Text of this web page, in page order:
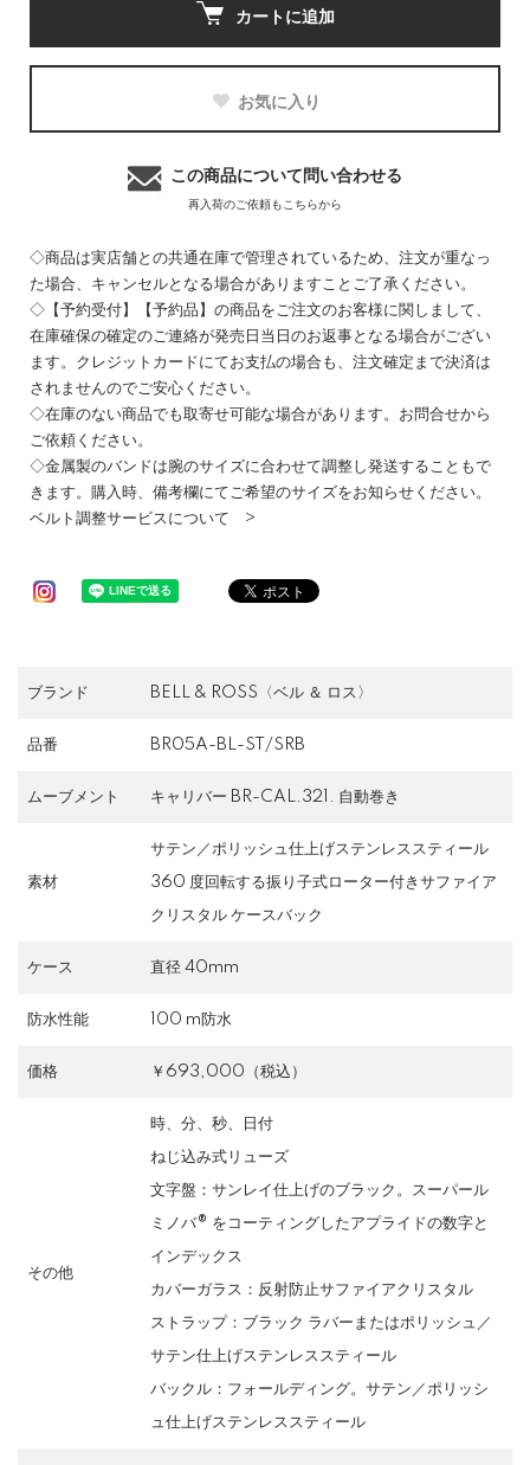
カートに追加
お気に入り
この商品について問い合わせる
再入荷のご依頼もこちらから
◇商品は実店舗との共通在庫で管理されているため、注文が重なっ
た場合、キャンセルとなる場合がありますことご了承ください。
◇【予約受付】【予約品】の商品をご注文のお客様に関しまして、
在庫確保の確定のご連絡が発売日当日のお返事となる場合がござい
ます。クレジットカードにてお支払の場合も、注文確定まで決済は
されませんのでご安心ください。
◇在庫のない商品でも取寄せ可能な場合があります。お問合せから
ご依頼ください。
◇金属製のバンドは腕のサイズに合わせて調整し発送することもで
きます。購入時、備考欄にてご希望のサイズをお知らせください。
ベルト調整サービスについて >
ブランド BELL & ROSS〈ベル ＆ ロス〉
品番 BR05A-BL-ST/SRB
ムーブメント キャリバー BR-CAL.321. 自動巻き
素材
サテン／ポリッシュ仕上げステンレススティール
360 度回転する振り子式ローター付きサファイア
クリスタル ケースバック
ケース 直径 40mm
防水性能 100 m防水
価格 ￥693,000（税込）
その他
時、分、秒、日付
ねじ込み式リューズ
文字盤：サンレイ仕上げのブラック。スーパール
ミノバ® をコーティングしたアプライドの数字と
インデックス
カバーガラス：反射防止サファイアクリスタル
ストラップ：ブラック ラバーまたはポリッシュ／
サテン仕上げステンレススティール
バックル：フォールディング。サテン／ポリッシ
ュ仕上げステンレススティール